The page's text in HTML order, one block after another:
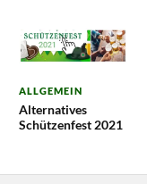
ALLGEMEIN
Alternatives
Schützenfest 2021